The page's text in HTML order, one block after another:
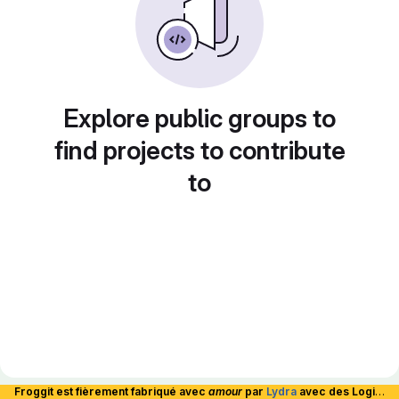
Explore public groups to
find projects to contribute
to
Froggit est fièrement fabriqué avec amour par Lydra avec des Logiciels Libres et hébergé en